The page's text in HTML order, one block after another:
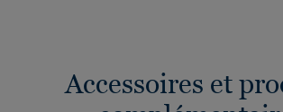
Accessoires et